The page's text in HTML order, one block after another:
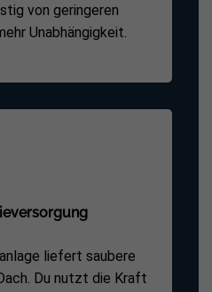
von geringeren
Unabhängigkeit.
liefert saubere
Du nutzt die Kraft